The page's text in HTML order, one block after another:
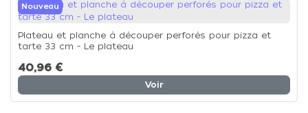
Nouveau
Plateau et planche à découper perforés pour pizza et
tarte 33 cm - Le plateau
40,96 €
Voir